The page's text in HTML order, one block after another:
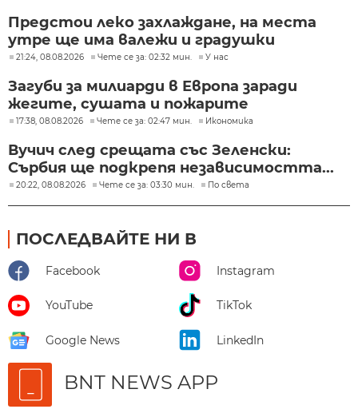
Предстои леко захлаждане, на места
утре ще има валежи и градушки
21:24, 08.08.2026 Чете се за: 02:32 мин. У нас
Загуби за милиарди в Европа заради
жегите, сушата и пожарите
17:38, 08.08.2026 Чете се за: 02:47 мин. Икономика
Вучич след срещата със Зеленски:
Сърбия ще подкрепя независимостта...
20:22, 08.08.2026 Чете се за: 03:30 мин. По света
ПОСЛЕДВАЙТЕ НИ В
Facebook Instagram
YouTube TikTok
Google News LinkedIn
BNT NEWS APP